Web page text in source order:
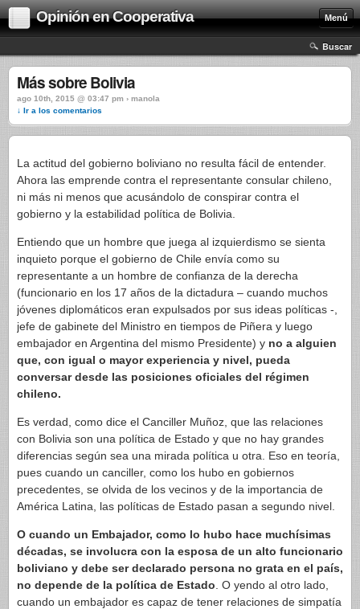
Opinión en Cooperativa Menú
Buscar
Más sobre Bolivia
ago 10th, 2015 @ 03:47 pm › manola
↓ Ir a los comentarios
La actitud del gobierno boliviano no resulta fácil de entender.
Ahora las emprende contra el representante consular chileno,
ni más ni menos que acusándolo de conspirar contra el
gobierno y la estabilidad política de Bolivia.
Entiendo que un hombre que juega al izquierdismo se sienta
inquieto porque el gobierno de Chile envía como su
representante a un hombre de confianza de la derecha
(funcionario en los 17 años de la dictadura – cuando muchos
jóvenes diplomáticos eran expulsados por sus ideas políticas -,
jefe de gabinete del Ministro en tiempos de Piñera y luego
embajador en Argentina del mismo Presidente) y no a alguien
que, con igual o mayor experiencia y nivel, pueda
conversar desde las posiciones oficiales del régimen
chileno.
Es verdad, como dice el Canciller Muñoz, que las relaciones
con Bolivia son una política de Estado y que no hay grandes
diferencias según sea una mirada política u otra. Eso en teoría,
pues cuando un canciller, como los hubo en gobiernos
precedentes, se olvida de los vecinos y de la importancia de
América Latina, las políticas de Estado pasan a segundo nivel.
O cuando un Embajador, como lo hubo hace muchísimas
décadas, se involucra con la esposa de un alto funcionario
boliviano y debe ser declarado persona no grata en el país,
no depende de la política de Estado . O yendo al otro lado,
cuando un embajador es capaz de tener relaciones de simpatía